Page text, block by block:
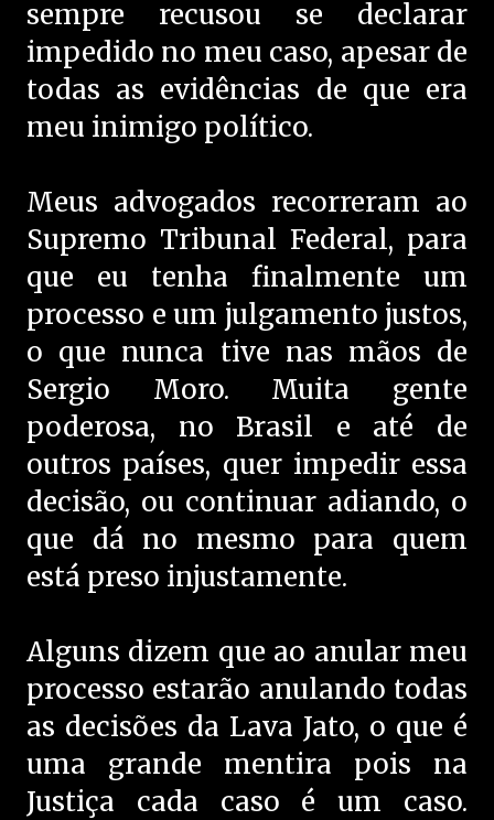
sempre recusou se declarar
impedido no meu caso, apesar de
todas as evidências de que era
meu inimigo político.
Meus advogados recorreram ao
Supremo Tribunal Federal, para
que eu tenha finalmente um
processo e um julgamento justos,
o que nunca tive nas mãos de
Sergio Moro. Muita gente
poderosa, no Brasil e até de
outros países, quer impedir essa
decisão, ou continuar adiando, o
que dá no mesmo para quem
está preso injustamente.
Alguns dizem que ao anular meu
processo estarão anulando todas
as decisões da Lava Jato, o que é
uma grande mentira pois na
Justiça cada caso é um caso.